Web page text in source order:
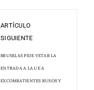
ARTÍCULO
SIGUIENTE
BRUSELAS PIDE VETAR LA
ENTRADA A LA UE A
EXCOMBATIENTES RUSOS Y